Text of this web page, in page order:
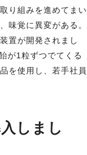
り組みを進めてまい
味覚に異変がある。
置が開発されまし
1粒ずつでてくる
を使用し、若手社員
しまし